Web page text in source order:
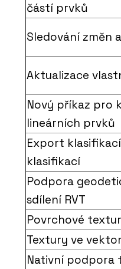
částí prvků
Sledování změn
Aktualizace
Nový příkaz pro
lineárních prvků
Export
klasifikací
Podpora
sdílení RVT
Povrchové
Textury ve
Nativní podpora